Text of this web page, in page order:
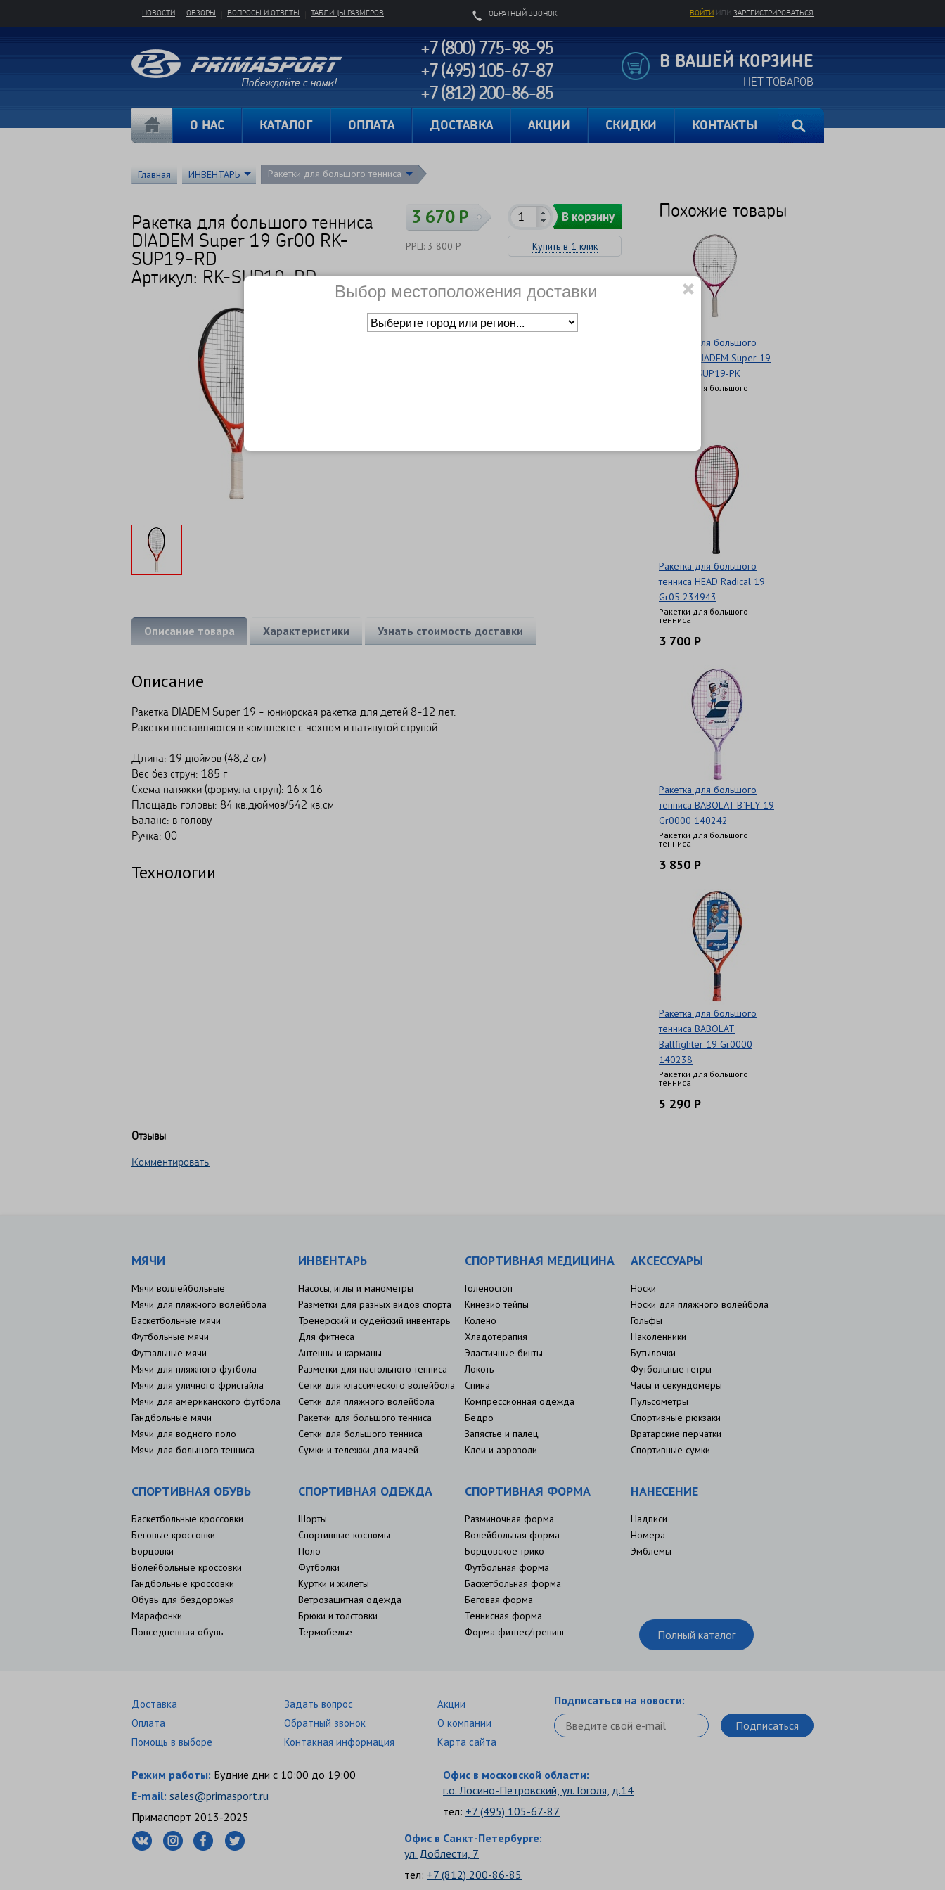
ОБРАТНЫЙ ЗВОНОК ВОЙТИ ИЛИ ЗАРЕГИСТРИРОВАТЬСЯ
НОВОСТИ ОБЗОРЫ ВОПРОСЫ И ОТВЕТЫ ТАБЛИЦЫ РАЗМЕРОВ
+7 (800) 775-98-95
+7 (495) 105-67-87
+7 (812) 200-86-85
В ВАШЕЙ КОРЗИНЕ
НЕТ ТОВАРОВ
О НАС КАТАЛОГ ОПЛАТА ДОСТАВКА АКЦИИ СКИДКИ КОНТАКТЫ
Главная ИНВЕНТАРЬ Ракетки для большого тенниса
Ракетка для большого тенниса
DIADEM Super 19 Gr00 RK-
SUP19-RD
Артикул: RK-SUP19-RD
3 670 Р
РРЦ: 3 800 Р
В корзину
Купить в 1 клик
Основное о товаре
Описание товара Характеристики Узнать стоимость доставки
Описание
Ракетка DIADEM Super 19 - юниорская ракетка для детей 8-12 лет.
Ракетки поставляются в комплекте с чехлом и натянутой струной.
Длина: 19 дюймов (48,2 см)
Вес без струн: 185 г
Схема натяжки (формула струн): 16 x 16
Площадь головы: 84 кв.дюймов/542 кв.см
Баланс: в голову
Ручка: 00
Технологии
Похожие товары
Ракетка для большого
тенниса DIADEM Super 19
Gr00 RK-SUP19-PK
Ракетки для большого
Ракетка для большого
тенниса HEAD Radical 19
Gr05 234943
Ракетки для большого
тенниса
3 700 Р
Ракетка для большого
тенниса BABOLAT B`FLY 19
Gr0000 140242
Ракетки для большого
тенниса
3 850 Р
Ракетка для большого
тенниса BABOLAT
Ballfighter 19 Gr0000
140238
Ракетки для большого
тенниса
5 290 Р
Отзывы
Комментировать
МЯЧИ
Мячи воллейбольные
Мячи для пляжного волейбола
Баскетбольные мячи
Футбольные мячи
Футзальные мячи
Мячи для пляжного футбола
Мячи для уличного фристайла
Мячи для американского футбола
Гандбольные мячи
Мячи для водного поло
Мячи для большого тенниса
ИНВЕНТАРЬ
Насосы, иглы и манометры
Разметки для разных видов спорта
Тренерский и судейский инвентарь
Для фитнеса
Антенны и карманы
Разметки для настольного тенниса
Сетки для классического волейбола
Сетки для пляжного волейбола
Ракетки для большого тенниса
Сетки для большого тенниса
Сумки и тележки для мячей
СПОРТИВНАЯ МЕДИЦИНА
Голеностоп
Кинезио тейпы
Колено
Хладотерапия
Эластичные бинты
Локоть
Спина
Компрессионная одежда
Бедро
Запястье и палец
Клеи и аэрозоли
АКСЕССУАРЫ
Носки
Носки для пляжного волейбола
Гольфы
Наколенники
Бутылочки
Футбольные гетры
Часы и секундомеры
Пульсометры
Спортивные рюкзаки
Вратарские перчатки
Спортивные сумки
СПОРТИВНАЯ ОБУВЬ
Баскетбольные кроссовки
Беговые кроссовки
Борцовки
Волейбольные кроссовки
Гандбольные кроссовки
Обувь для бездорожья
Марафонки
Повседневная обувь
СПОРТИВНАЯ ОДЕЖДА
Шорты
Спортивные костюмы
Поло
Футболки
Куртки и жилеты
Ветрозащитная одежда
Брюки и толстовки
Термобелье
СПОРТИВНАЯ ФОРМА
Разминочная форма
Волейбольная форма
Борцовское трико
Футбольная форма
Баскетбольная форма
Беговая форма
Теннисная форма
Форма фитнес/тренинг
НАНЕСЕНИЕ
Надписи
Номера
Эмблемы
Полный каталог
Доставка
Оплата
Помощь в выборе
Задать вопрос
Обратный звонок
Контакная информация
Акции
О компании
Карта сайта
Подписаться на новости:
Режим работы: Будние дни с 10:00 до 19:00
E-mail: sales@primasport.ru
Примаспорт 2013-2025
Офис в московской области:
г.о. Лосино-Петровский, ул. Гоголя, д.14
тел: +7 (495) 105-67-87
Офис в Санкт-Петербурге:
ул. Доблести, 7
тел: +7 (812) 200-86-85
Выбор местоположения доставки